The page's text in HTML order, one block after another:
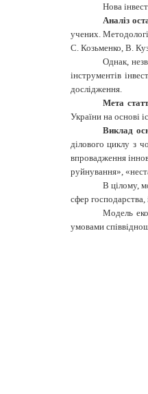
Нова
Аналіз
учених.
С. Козьменко, В.
Однак,
інструментів
дослідження.
Мета
України на основі
Виклад
ділового циклу з
впровадження
руйнування»,
В цілому,
сфер
Модель
умовами